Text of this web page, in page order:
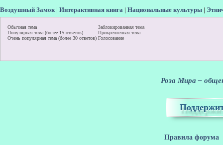
Воздушный Замок | Интерактивная книга | Национальные культуры |
Обычная тема
Популярная тема (более 15 ответов)
Очень популярная тема (более 30 ответов)
Заблокированная тема
Прикрепленная тема
Голосование
Роза Мира –
Правила форума